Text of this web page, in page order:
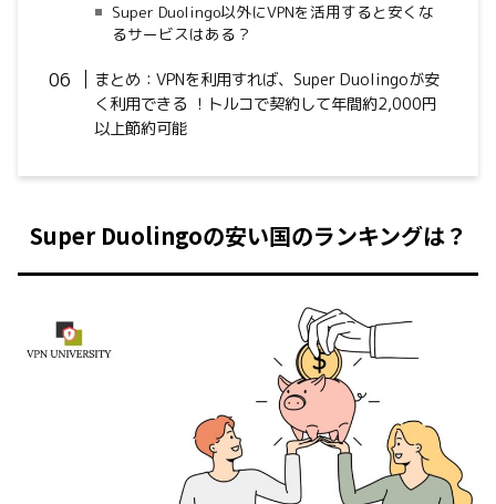
Super Duolingo以外にVPNを活用すると安くな
るサービスはある？
まとめ：VPNを利用すれば、Super Duolingoが安
く利用できる ！トルコで契約して年間約2,000円
以上節約可能
Super Duolingoの安い国のランキングは？